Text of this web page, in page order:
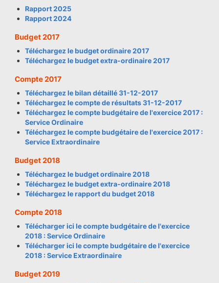
Rapport 2025
Rapport 2024
Budget 2017
Téléchargez le budget ordinaire 2017
Téléchargez le budget extra-ordinaire 2017
Compte 2017
Téléchargez le bilan détaillé 31-12-2017
Téléchargez le compte de résultats 31-12-2017
Téléchargez le compte budgétaire de l'exercice 2017 :
Service Ordinaire
Téléchargez le compte budgétaire de l'exercice 2017 :
Service Extraordinaire
Budget 2018
Téléchargez le budget ordinaire 2018
Téléchargez le budget extra-ordinaire 2018
Téléchargez le rapport du budget 2018
Compte 2018
Télécharger ici le compte budgétaire de l'exercice
2018 : Service Ordinaire
Télécharger ici le compte budgétaire de l'exercice
2018 : Service Extraordinaire
Budget 2019